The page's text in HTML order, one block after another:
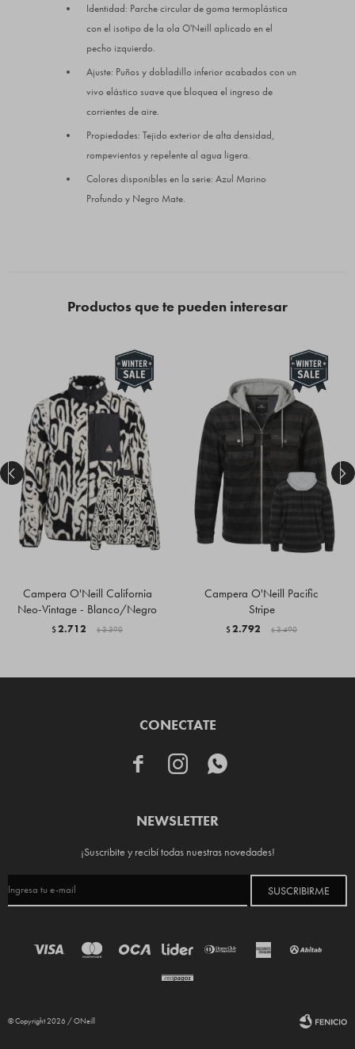
Identidad: Parche circular de goma termoplástica
con el isotipo de la ola O'Neill aplicado en el
pecho izquierdo.
Ajuste: Puños y dobladillo inferior acabados con un
vivo elástico suave que bloquea el ingreso de
corrientes de aire.
Propiedades: Tejido exterior de alta densidad,
rompevientos y repelente al agua ligera.
Colores disponibles en la serie: Azul Marino
Profundo y Negro Mate.
Productos que te pueden interesar
Campera O'Neill California
Neo-Vintage - Blanco/Negro
$2.712 $ 3.390
Campera O'Neill Pacific
Stripe
$2.792 $ 3.490
 
CONECTATE
  
NEWSLETTER
¡Suscribite y recibí todas nuestras novedades!
SUSCRIBIRME
© Copyright 2026 / ONeill